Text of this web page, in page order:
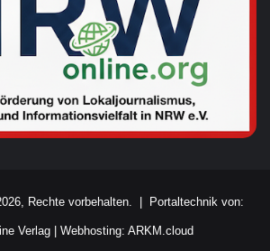
Rechte vorbehalten. | Portaltechnik von:
Verlag Webhosting: ARKM.cloud